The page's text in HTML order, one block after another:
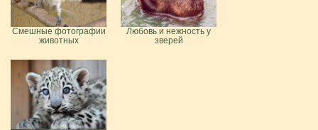
Смешные фотографии
животных
Любовь и нежность у
зверей